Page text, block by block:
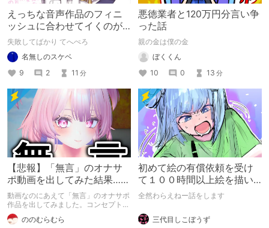
えっちな音声作品のフィニ
ッシュに合わせてイくのが
下手すぎる【失敗した話】
失敗してばかり てへぺろ
名無しのスケベ
9
2 11 分
悪徳業者と120万円分言い争
った話
親の金は僕の金
ぼくくん
10
0 13 分
【悲報】「無言」のオナサ
ポ動画を出してみた結果……
動画なのにあえて「無言」のオナサポ
作品を出してみました。コンセプト通
りのものは作れたのですが、肝心の売
上がね……
ののむらむら
初めて絵の有償依頼を受け
て１００時間以上絵を描い
た話
全然わらえねー話をします
三代目しこぼうず